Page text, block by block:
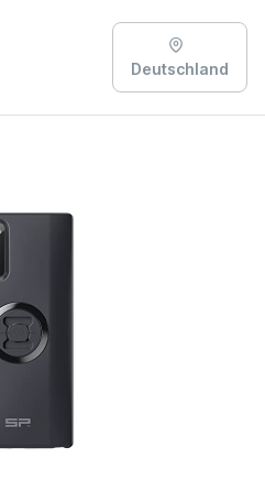
Deutschland